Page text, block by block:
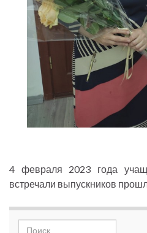
4 февраля 2023 года
встречали выпускников
Search for: